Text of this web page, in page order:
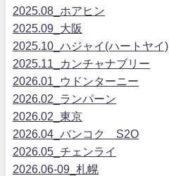
2025.08_ホアヒン
2025.09_大阪
2025.10_ハジャイ(ハートヤイ)
2025.11_カンチャナブリー
2026.01_ウドンターニー
2026.02_ランパーン
2026.02_東京
2026.04_バンコク S2O
2026.05_チェンライ
2026.06-09_札幌